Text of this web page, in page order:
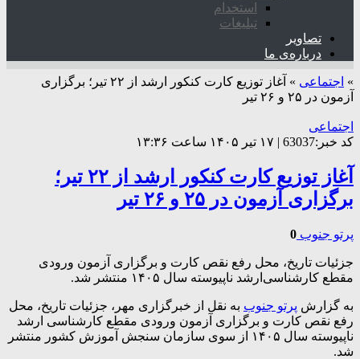
استخدام
تبلیغات
تصاویر
درباره‌ی ما
» اجتماعی »
آغاز توزیع کارت کنکور ارشد از ۲۲ تیر؛ برگزاری
آزمون در ۲۵ و ۲۶ تیر
اجتماعی
کد خبر:63037 | ۱۷ تیر ۱۴۰۵ ساعت ۱۳:۳۶
آغاز توزیع کارت کنکور ارشد از ۲۲ تیر؛
برگزاری آزمون در ۲۵ و ۲۶ تیر
پرتو جنوب 0
جزئیات تاریخ‌، محل‌ رفع نقص کارت و برگزاری‌ آزمون‌ ورودی
مقطع کارشناسی‌ارشد ناپیوسته‌ سال‌ ۱۴۰۵ منتشر شد.
به گزارش پرتو جنوب به نقل از خبرگزاری مهر، جزئیات تاریخ‌، محل‌
رفع نقص کارت و برگزاری‌ آزمون‌ ورودی مقطع کارشناسی‌ ارشد
ناپیوسته‌ سال‌ ۱۴۰۵ از سوی سازمان سنجش آموزش کشور منتشر
شد.